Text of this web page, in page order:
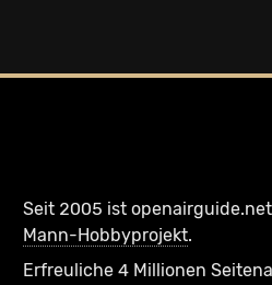
Seit 2005 ist
Mann-Hobbyprojekt.
Erfreuliche 4 Millionen